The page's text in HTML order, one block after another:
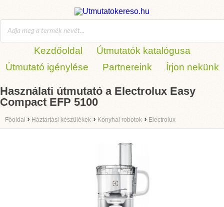
Kezdőoldal
Útmutatók katalógusa
Útmutató igénylése
Partnereink Írjon nekünk
Használati útmutató a Electrolux Easy
Compact EFP 5100
Főoldal › Háztartási készülékek › Konyhai robotok › Electrolux